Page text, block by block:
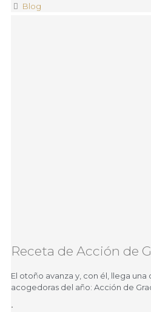
Blog
Receta de Acción de
El otoño avanza y, con él, llega
acogedoras del año: Acción de
•